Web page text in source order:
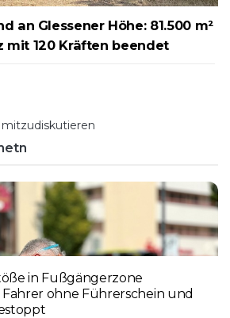
an Glessener Höhe: 81.500 m²
mit 120 Kräften beendet
mitzudiskutieren
in Fußgängerzone
ohne Führerschein und